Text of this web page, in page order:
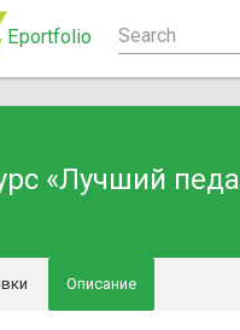
Eportfolio
«Лучший
Описание